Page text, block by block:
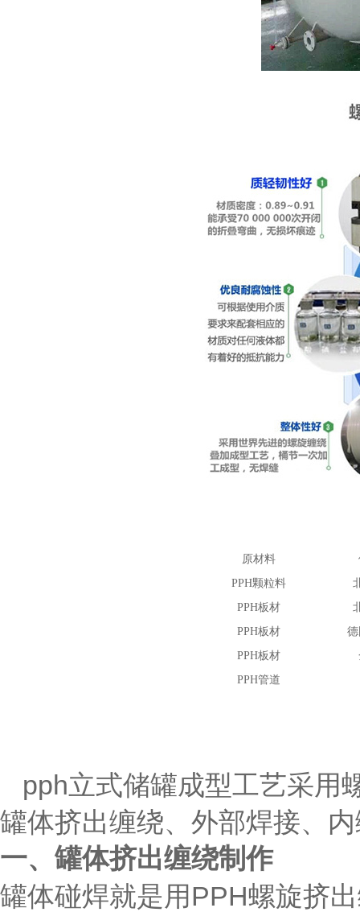
原材料
PPH颗粒料
PPH板材
PPH板材
PPH板材
PPH管道
pph立式储罐成型工艺采用
罐体挤出缠绕、外部焊接、
一、罐体挤出缠绕制作
罐体碰焊就是用PPH螺旋挤